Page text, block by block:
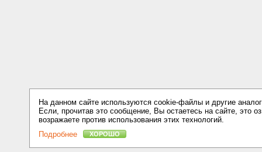
На данном сайте используются cookie-файлы и другие
Если, прочитав это сообщение, Вы остаетесь на сайте, это
возражаете против использования этих технологий.
Подробнее
ХОРОШО